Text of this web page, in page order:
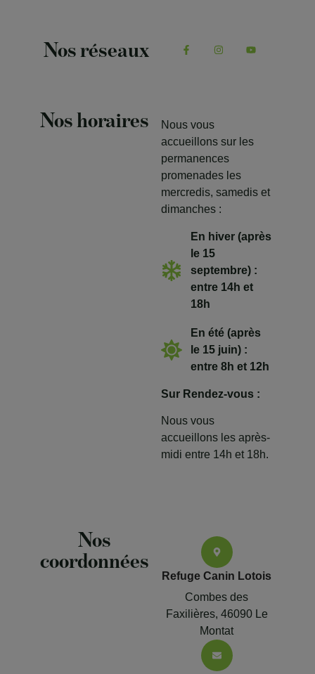
Nos réseaux
Nos horaires
Nous vous
accueillons sur les
permanences
promenades les
mercredis, samedis et
dimanches :
En hiver (après
le 15
septembre) :
entre 14h et
18h
En été (après
le 15 juin) :
entre 8h et 12h
Sur Rendez-vous :
Nous vous
accueillons les après-
midi entre 14h et 18h.
Nos
coordonnées
Refuge Canin Lotois
Combes des
Faxilières, 46090 Le
Montat